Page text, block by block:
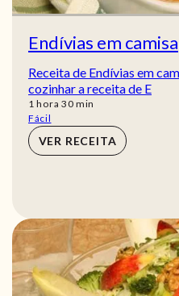
Endívias em camisa
Receita de Endívias em
cozinhar a receita de E
1 hora
hora 30min
min
Fácil
VER RECEITA